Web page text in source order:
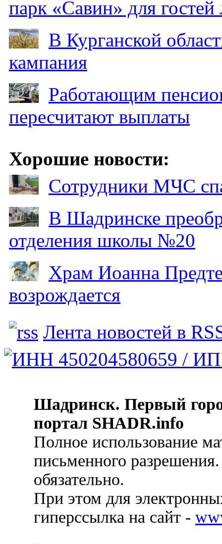
парк «Савин» для гостей
В Курганской
кампания
Работающим
пересчитают выплаты
Хорошие новости:
Сотрудники МЧС
В Шадринске
отделения школы №20
Храм Иоанна
возрождается
Лента новостей в
Шадринск. Первый
портал SHADR.info
Полное использование
письменного
обязательно.
При этом для
гиперссылка на сайт -